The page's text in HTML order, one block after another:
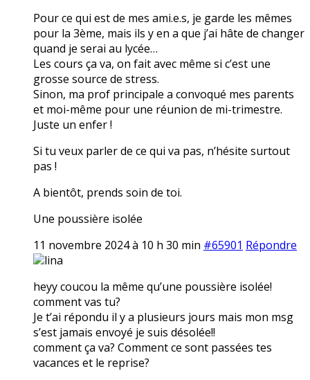
Pour ce qui est de mes ami.e.s, je garde les mêmes
pour la 3ème, mais ils y en a que j’ai hâte de changer
quand je serai au lycée…
Les cours ça va, on fait avec même si c’est une
grosse source de stress.
Sinon, ma prof principale a convoqué mes parents
et moi-même pour une réunion de mi-trimestre.
Juste un enfer !
Si tu veux parler de ce qui va pas, n’hésite surtout
pas !
A bientôt, prends soin de toi.
Une poussière isolée
11 novembre 2024 à 10 h 30 min #65901 Répondre
lina
heyy coucou la même qu’une poussière isolée!
comment vas tu?
Je t’ai répondu il y a plusieurs jours mais mon msg
s’est jamais envoyé je suis désolée!!
comment ça va? Comment ce sont passées tes
vacances et le reprise?